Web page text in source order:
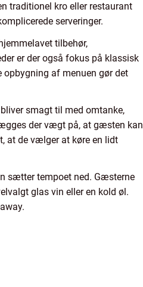
traditionel kro eller restaurant
serveringer.
tilbehør,
er der også fokus på klassisk
af menuen gør det
smagt til med omtanke,
der vægt på, at gæsten kan
at de vælger at køre en lidt
sætter tempoet ned. Gæsterne
glas vin eller en kold øl.